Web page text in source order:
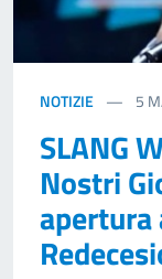
NOTIZIE 5
SLANG
Nostri
apertura